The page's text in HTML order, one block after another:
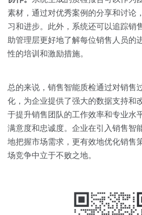
素材，通过对优秀案例的分享和讨论
习和进步。此外，系统还可以追踪销
助管理层更好地了解每位销售人员的
性的培训和激励措施。
总的来说，销售智能质检通过对销售
化，为企业提供了强大的数据支持和
于提升销售团队的工作效率和专业水
满意度和忠诚度。企业在引入销售智
地把握市场需求，更有效地优化销售
场竞争中立于不败之地。